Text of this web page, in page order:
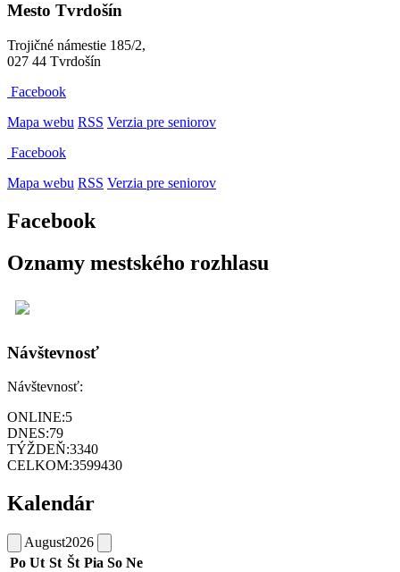
Mesto Tvrdošín
Trojičné námestie 185/2,
027 44 Tvrdošín
Facebook
Mapa webu RSS Verzia pre seniorov
Facebook
Mapa webu RSS Verzia pre seniorov
Facebook
Oznamy mestského rozhlasu
Návštevnosť
Návštevnosť:
ONLINE:5
DNES:79
TÝŽDEŇ:3340
CELKOM:3599430
Kalendár
August2026
Po Ut St Št Pia So Ne